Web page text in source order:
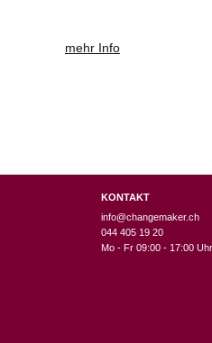
mehr Info
KONTAKT
info@changemaker.ch
044 405 19 20
Mo - Fr 09:00 - 17:00 Uhr